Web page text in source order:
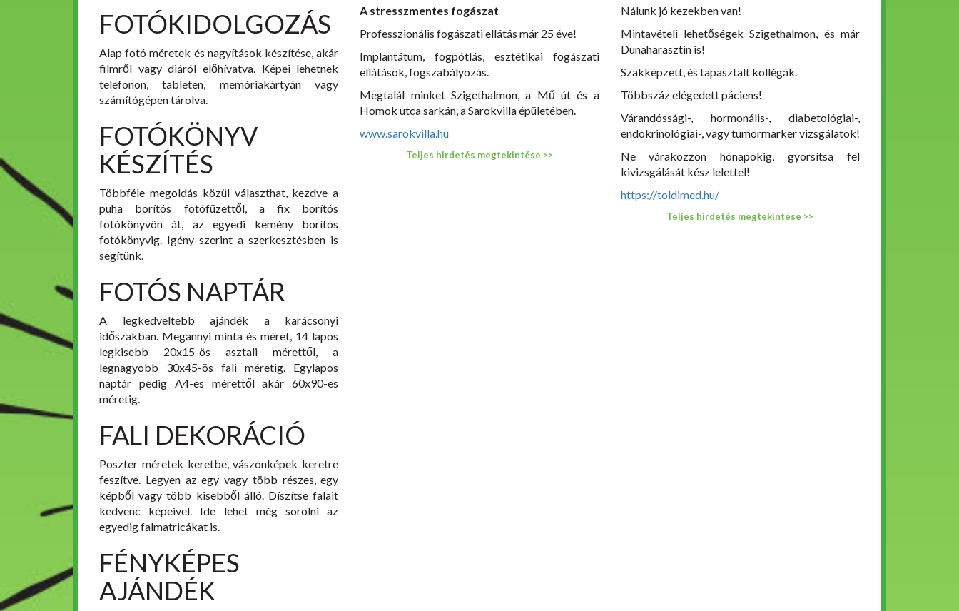
FOTÓKIDOLGOZÁS
Alap fotó méretek és nagyítások készítése, akár
filmről vagy diáról előhívatva. Képei lehetnek
telefonon, tableten, memóriakártyán vagy
számítógépen tárolva.
FOTÓKÖNYV
KÉSZÍTÉS
Többféle megoldás közül választhat, kezdve a
puha borítós fotófüzettől, a fix borítós
fotókönyvön át, az egyedi kemény borítós
fotókönyvig. Igény szerint a szerkesztésben is
segítünk.
FOTÓS NAPTÁR
A legkedveltebb ajándék a karácsonyi
időszakban. Megannyi minta és méret, 14 lapos
legkisebb 20x15-ös asztali mérettől, a
legnagyobb 30x45-ös fali méretig. Egylapos
naptár pedig A4-es mérettől akár 60x90-es
méretig.
FALI DEKORÁCIÓ
Poszter méretek keretbe, vászonképek keretre
feszítve. Legyen az egy vagy több részes, egy
képből vagy több kisebből álló. Díszítse falait
kedvenc képeivel. Ide lehet még sorolni az
egyedig falmatricákat is.
FÉNYKÉPES
AJÁNDÉK
A stresszmentes fogászat
Professzionális fogászati ellátás már 25 éve!
Implantátum, fogpótlás, esztétikai fogászati
ellátások, fogszabályozás.
Megtalál minket Szigethalmon, a Mű út és a
Homok utca sarkán, a Sarokvilla épületében.
www.sarokvilla.hu
Teljes hirdetés megtekintése >>
Nálunk jó kezekben van!
Mintavételi lehetőségek Szigethalmon, és már
Dunaharasztin is!
Szakképzett, és tapasztalt kollégák.
Többszáz elégedett páciens!
Várandóssági-, hormonális-, diabetológiai-,
endokrinológiai-, vagy tumormarker vizsgálatok!
Ne várakozzon hónapokig, gyorsítsa fel
kivizsgálását kész lelettel!
https://toldimed.hu/
Teljes hirdetés megtekintése >>